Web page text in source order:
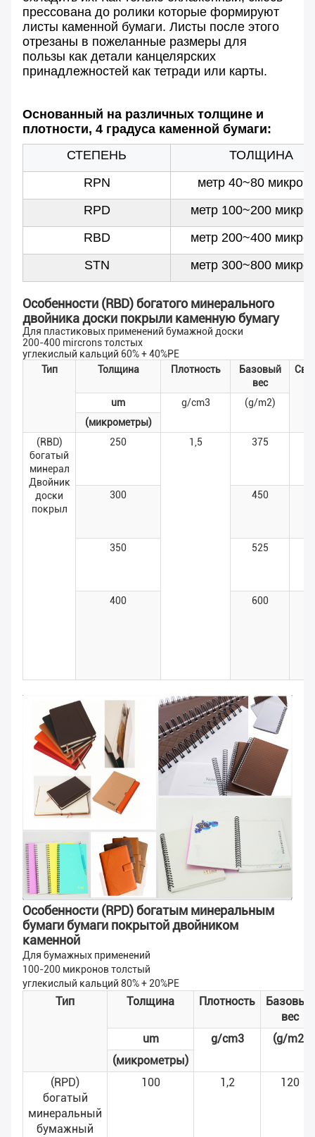
прессована до ролики которые формируют
листы каменной бумаги. Листы после этого
отрезаны в пожеланные размеры для
пользы как детали канцелярских
принадлежностей как тетради или карты.
Основанный на различных толщине и
плотности, 4 градуса каменной бумаги:
СТЕПЕНЬ
ТОЛЩИНА
RPN
метр 40~80
RPD
метр 100~200
RBD
метр 200~400
STN
метр 300~800
Особенности (RBD) богатого минерального
двойника доски покрыли каменную бумагу
Для пластиковых применений бумажной доски
200-400 mircrons толстых
углекислый кальций 60% + 40%PE
Тип
Толщина Плотность
Базовый
вес
um g/cm3
(g/m2)
(микрометры)
(RBD)
богатый
минерал
Двойник
доски
покрыл
250 1,5 375
300 450
350 525
400 600
Особенности (RPD) богатым минеральным
бумаги бумаги покрытой двойником
каменной
Для бумажных применений
100-200 микронов толстый
углекислый кальций 80% + 20%PE
Тип Толщина Плотность
Базовый
вес
um
g/cm3
(g/m2)
(микрометры)
(RPD)
богатый
минеральный
бумажный
100 1,2 120